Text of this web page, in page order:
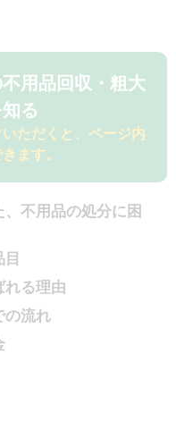
用品回収・粗大
る
ただくと、ページ内
ます。
不用品の処分に困
れる理由
の流れ